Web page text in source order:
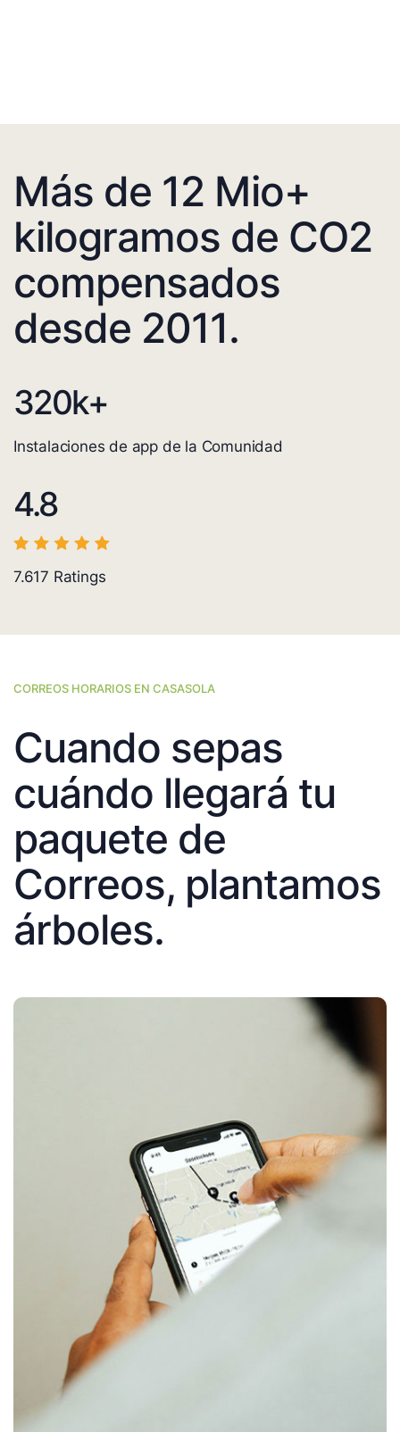
Más de 12 Mio+
kilogramos de CO2
compensados
desde 2011.
320k+
Instalaciones de app de la Comunidad
4.8
7.617 Ratings
CORREOS HORARIOS EN CASASOLA
Cuando sepas
cuándo llegará tu
paquete de
Correos, plantamos
árboles.